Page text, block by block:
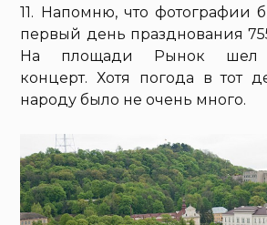
11. Напомню, что фотографии
первый день празднования
На площади Рынок шел
концерт. Хотя погода в тот
народу было не очень много.